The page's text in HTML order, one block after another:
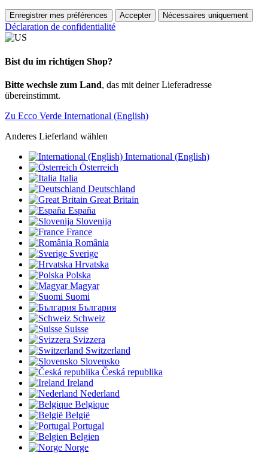
Enregistrer mes préférences Accepter Nécessaires uniquement
Déclaration de confidentialité
Bist du im richtigen Shop?
Bitte wechsle zum Land, das mit deiner Lieferadresse
übereinstimmt.
Zu Ecco Verde International (English)
Anderes Lieferland wählen
International (English)
Österreich
Italia
Deutschland
Great Britain
España
Slovenija
France
România
Sverige
Hrvatska
Polska
Magyar
Suomi
България
Schweiz
Suisse
Svizzera
Switzerland
Slovensko
Česká republika
Ireland
Nederland
Belgique
België
Portugal
Belgien
Norge